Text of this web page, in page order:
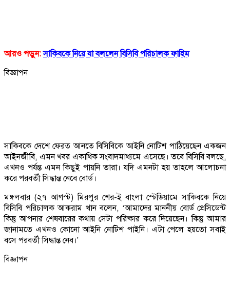
আরও পড়ুন: সাকিবকে নিয়ে যা বললেন বিসিবি পরিচালক ফাহিম
বিজ্ঞাপন
সাকিবকে দেশে ফেরত আনতে বিসিবিকে আইনি নোটিশ পাঠিয়েছেন একজন
আইনজীবি, এমন খবর একাধিক সংবাদমাধ্যমে এসেছে। তবে বিসিবি বলছে,
এখনও পর্যন্ত এমন কিছুই পায়নি তারা। যদি এমনটা হয় তাহলে আলোচনা
করে পরবর্তী সিদ্ধান্ত নেবে বোর্ড।
মঙ্গলবার (২৭ আগস্ট) মিরপুর শের-ই বাংলা স্টেডিয়ামে সাকিবকে নিয়ে
বিসিবি পরিচালক আকরাম খান বলেন, ‘আমাদের মাননীয় বোর্ড প্রেসিডেন্ট
কিন্তু আপনার শেষবারের কথায় সেটা পরিষ্কার করে দিয়েছেন। কিন্তু আমার
জানামতে এখনও কোনো আইনি নোটিশ পাইনি। এটা পেলে হয়তো সবাই
বসে পরবর্তী সিদ্ধান্ত নেব।'
বিজ্ঞাপন